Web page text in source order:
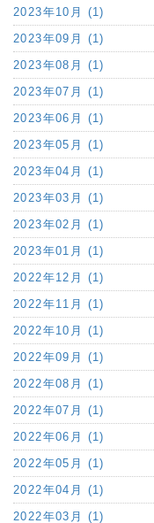
2023年10月 (1)
2023年09月 (1)
2023年08月 (1)
2023年07月 (1)
2023年06月 (1)
2023年05月 (1)
2023年04月 (1)
2023年03月 (1)
2023年02月 (1)
2023年01月 (1)
2022年12月 (1)
2022年11月 (1)
2022年10月 (1)
2022年09月 (1)
2022年08月 (1)
2022年07月 (1)
2022年06月 (1)
2022年05月 (1)
2022年04月 (1)
2022年03月 (1)